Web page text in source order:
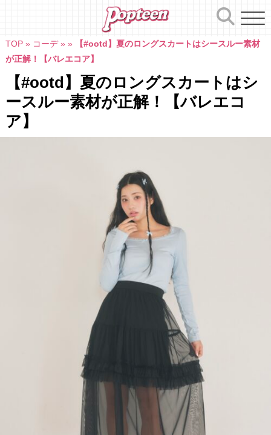
TOP» コーデ» »
【#ootd】夏のロングスカートはシースルー素材
が正解！【バレエコア】
【#ootd】夏のロングスカートはシ
ースルー素材が正解！【バレエコ
ア】